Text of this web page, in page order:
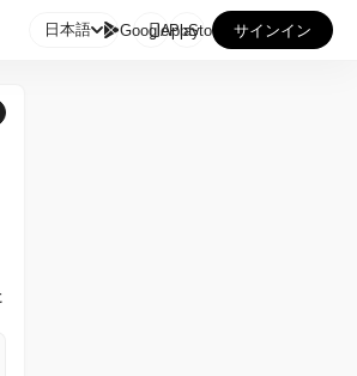
日本語 GooglePlay
AppStore サインイン